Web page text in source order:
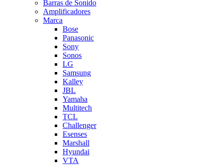
Barras de Sonido
Amplificadores
Marca
Bose
Panasonic
Sony
Sonos
LG
Samsung
Kalley
JBL
Yamaha
Multitech
TCL
Challenger
Esenses
Marshall
Hyundai
VTA